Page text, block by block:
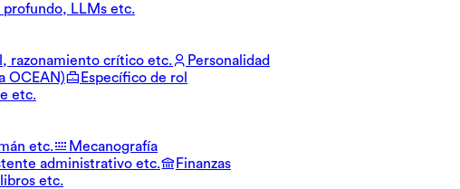
LLMs etc.
razonamiento crítico etc.
Personalidad
OCEAN)
Específico de rol
etc.
etc.
Mecanografía
administrativo etc.
Finanzas
etc.